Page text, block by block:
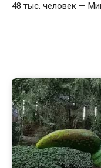
48 тыс. человек —